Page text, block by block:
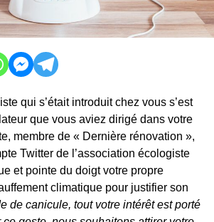
qui s’était introduit chez vous s’est
que vous aviez dirigé dans votre
membre de « Dernière rénovation »,
Twitter de l’association écologiste
et pointe du doigt votre propre
climatique pour justifier son
de canicule, tout votre intérêt est porté